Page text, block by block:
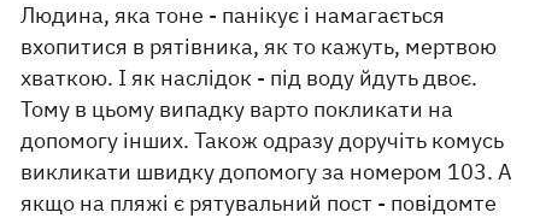
Людина, яка тоне - панікує і намагається
вхопитися в рятівника, як то кажуть, мертвою
хваткою. І як наслідок - під воду йдуть двоє.
Тому в цьому випадку варто покликати на
допомогу інших. Також одразу доручіть комусь
викликати швидку допомогу за номером 103. А
якщо на пляжі є рятувальний пост - повідомте